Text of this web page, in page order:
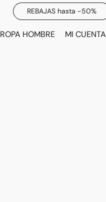
REBAJAS hasta -50%
ROPA HOMBRE MI CUENTA